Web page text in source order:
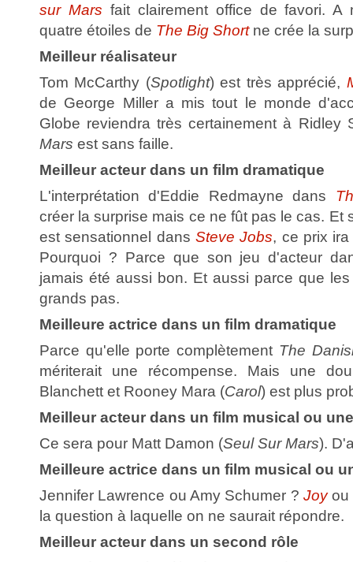
sur Mars fait clairement office de favori. A
quatre étoiles de The Big Shortne crée la
Meilleur réalisateur
Tom McCarthy (Spotlight) est très apprécié,
de George Miller a mis tout le monde
Globe reviendra très certainement à
Mars est sans faille.
Meilleur acteur dans un film dramatique
L'interprétation d'Eddie Redmayne dans
créer la surprise mais ce ne fût pas le cas. Et
est sensationnel dans Steve Jobs, ce prix
Pourquoi ? Parce que son jeu d'acteur
jamais été aussi bon. Et aussi parce que
grands pas.
Meilleure actrice dans un film dramatique
Parce qu'elle porte complètement The
mériterait une récompense. Mais une
Blanchett et Rooney Mara (Carol) est plus
Meilleur acteur dans un film musical ou
Ce sera pour Matt Damon (Seul Sur Mars).
Meilleure actrice dans un film musical ou
Jennifer Lawrence ou Amy Schumer ? Joyou
la question à laquelle on ne saurait répondre.
Meilleur acteur dans un second rôle